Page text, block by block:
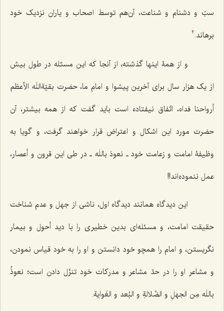
سبّ و دشنام و شناعت، آن‌هم توسط اصحاب و یاران نزدیک خود
برهاند.2
و از همۀ اینها گذشته، از آنجا که این مسئله در طول بیش
از یک هزار سال برای آخرین پیشوا و امام ما، حضرت بقیّةاللَه الأعظم
أرواحنا فداه، اتّفاق نیفتاده است باید گفت که از همه بیشتر، آن
حضرت مورد این اشکال و اعتراض قرار خواهند گرفت، و گویا به
وظیفۀ امامت و زعامت خود ـ نعوذ باللَه ـ در طی این قرون و أعصار،
عمل ننموده‌اند!!
این دیدگاه همانند دیدگاه اول، ناشی از جهل و عدم شناخت
حقیقت امامت، و مسئله‌ای بدین خطیری را با دید أحول و بیمار
نگریستن، و امام را همچو خود دانستن و او را به خود قیاس نمودن،
و مشاعر او را در حدّ مشاعر و مدرکات خود تنزّل دادن است؛ نعوذُ
باللَه مِن الجهلِ و الضَّلالةِ و البُعد و الغَوایة.